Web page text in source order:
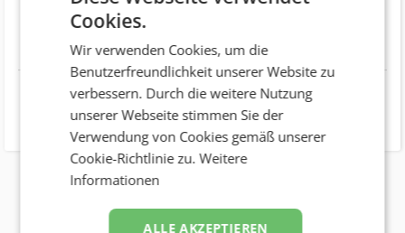
Telefonnummer +43 (732) 946690
Website http://www.hand-made.at/
Cookies.
Wir verwenden Cookies, um die
Benutzerfreundlichkeit unserer Website zu
verbessern. Durch die weitere Nutzung
unserer Webseite stimmen Sie der
Verwendung von Cookies gemäß unserer
Cookie-Richtlinie zu.Weitere
Informationen
ALLE AKZEPTIEREN